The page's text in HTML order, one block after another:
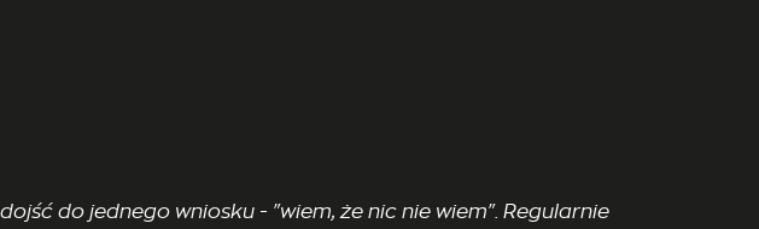
do jednego wniosku - "wiem, że nic nie wiem". Regularnie